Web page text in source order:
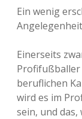
Ein wenig
Einerseits
Profifußballer
beruflichen
wird es im
sein, und